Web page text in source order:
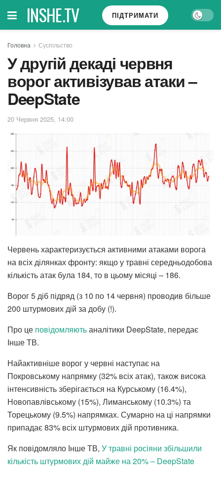
INSHE.TV ПІДТРИМАТИ
Головна Суспільство
У другій декаді червня
ворог активізував атаки –
DeepState
20 Червня 2025, 14:00
Червень характеризується активними атаками ворога
на всіх ділянках фронту: якщо у травні середньодобова
кількість атак була 184, то в цьому місяці – 186.
Ворог 5 діб підряд (з 10 по 14 червня) проводив більше
200 штурмових дій за добу (!).
Про це повідомляютьаналітики DeepState, передає
Інше ТВ.
Найактивніше ворог у червні наступає на
Покровському напрямку (32% всіх атак), також висока
інтенсивність зберігається на Курському (16.4%),
Новопавлівському (15%), Лиманському (10.3%) та
Торецькому (9.5%) напрямках. Сумарно на ці напрямки
припадає 83% всіх штурмових дій противника.
Як повідомляло Інше ТВ, У травні росіяни збільшили
кількість штурмових дій майже на 20% – DeepState